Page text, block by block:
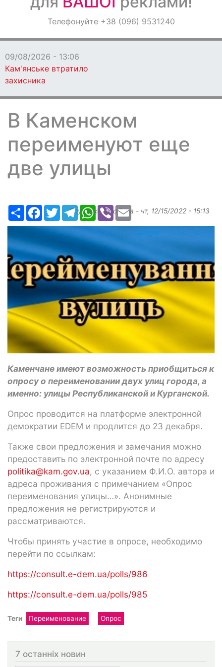
ОголошенняТелефонуйте +38 (096) 9531240
09/08/2026 - 13:06
Кам'янське втратило
захисника
В Каменском
переименуют еще
две улицы
РесурсFacebook
TwitterTelegramWhatsApp
ViberEmail
Опубликованоilona - чт, 12/15/2022 - 15:13
Каменчане имеют возможность приобщиться к
опросу о переименовании двух улиц города, а
именно: улицы Республиканской и Курганской.
Опрос проводится на платформе электронной
демократии EDEM и продлится до 23 декабря.
Также свои предложения и замечания можно
предоставить по электронной почте по адресу
politika@kam.gov.ua, с указанием Ф.И.О. автора и
адреса проживания с примечанием «Опрос
переименования улицы…». Анонимные
предложения не регистрируются и
рассматриваются.
Чтобы принять участие в опросе, необходимо
перейти по ссылкам:
https://consult.e-dem.ua/polls/986
https://consult.e-dem.ua/polls/985
Теги Переименование Опрос
7 останніх новин